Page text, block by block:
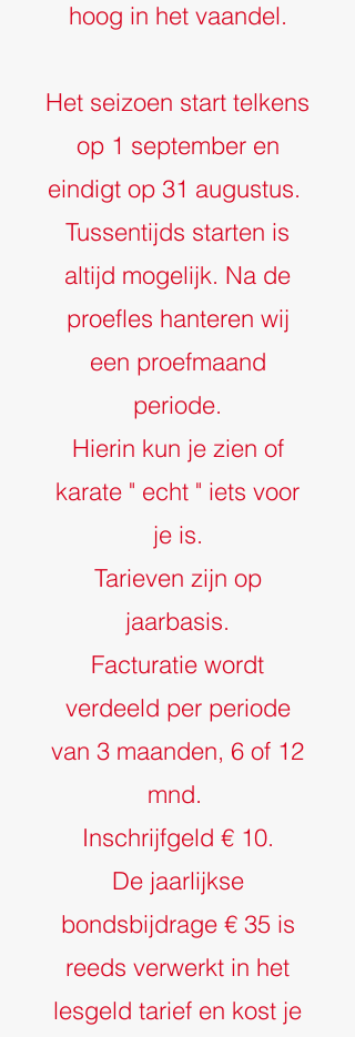
hoog in het vaandel.
Het seizoen start telkens
op 1 september en
eindigt op 31 augustus.
Tussentijds starten is
altijd mogelijk. Na de
proefles hanteren wij
een proefmaand
periode.
Hierin kun je zien of
karate " echt " iets voor
je is.
Tarieven zijn op
jaarbasis.
Facturatie wordt
verdeeld per periode
van 3 maanden, 6 of 12
mnd.
Inschrijfgeld € 10.
De jaarlijkse
bondsbijdrage € 35 is
reeds verwerkt in het
lesgeld tarief en kost je